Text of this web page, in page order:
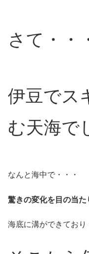
さて・・
伊豆でス
む天海で
なんと海中で・・・
驚きの変化を目の当た
海底に溝ができており